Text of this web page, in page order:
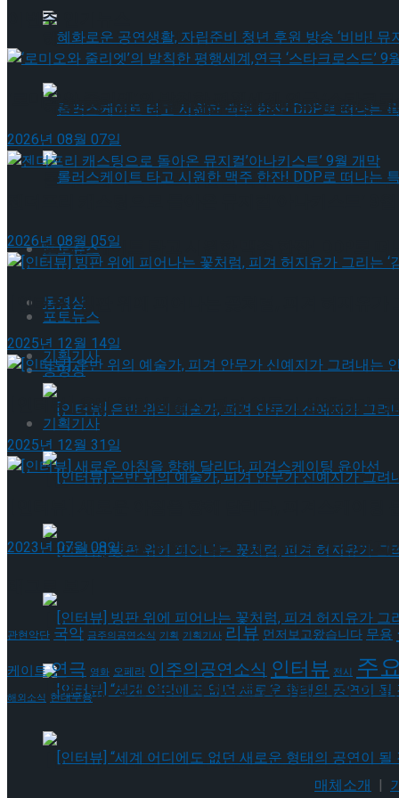
혜화로운 공연생활, 자립준비 청년 후원 방송
롤러스케이트 타고 시원한 맥주 한잔! DDP로
포토뉴스
동영상
기획기사
[인터뷰] 은반 위의 예술가, 피겨 안무가 신예지
[인터뷰] 빙판 위에 피어나는 꽃처럼, 피겨 허지
[인터뷰] “세계 어디에도 없던 새로운 형태의
혜화로운 공연생활, 자립준비 청년 후원 방송
롤러스케이트 타고 시원한 맥주 한잔! DDP로
포토뉴스
동영상
기획기사
[인터뷰] 은반 위의 예술가, 피겨 안무가 신예지
[인터뷰] 빙판 위에 피어나는 꽃처럼, 피겨 허지
이번주 인기뉴스
‘로미오와 줄리엣’의 발칙한 평행세계,연극 ‘스타크
2026년 08월 07일
2026년 08월 05일
[인터뷰] 빙판 위에 피어나는 꽃처럼, 피겨 허지유가
2025년 12월 14일
[인터뷰] 은반 위의 예술가, 피겨 안무가 신예지가
2025년 12월 31일
2023년 07월 08일
태그로 보기
관현악단 국악 금주의공연소식 기획 기획기사 리뷰 먼저보고왔습니다 무용
케이트연극 영화 오페라 이주의공연소식 인터뷰 전시 주
해외소식 현대무용
매체소개 |